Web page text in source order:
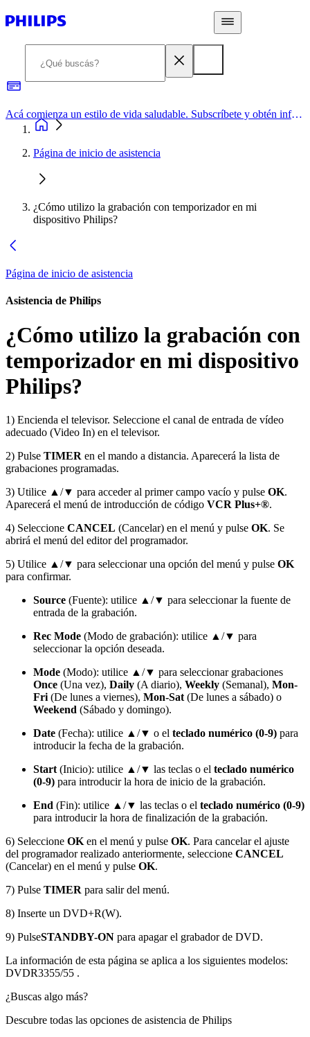
Acá comienza un estilo de vida saludable. Subscríbete y obtén información de primera mano
Página de inicio de asistencia
¿Cómo utilizo la grabación con temporizador en mi
dispositivo Philips?
Página de inicio de asistencia
Asistencia de Philips
¿Cómo utilizo la grabación con
temporizador en mi dispositivo
Philips?
1) Encienda el televisor. Seleccione el canal de entrada de vídeo
adecuado (Video In) en el televisor.
2) Pulse TIMER en el mando a distancia. Aparecerá la lista de
grabaciones programadas.
3) Utilice ▲/▼ para acceder al primer campo vacío y pulse OK.
Aparecerá el menú de introducción de código VCR Plus+®.
4) Seleccione CANCEL (Cancelar) en el menú y pulse OK. Se
abrirá el menú del editor del programador.
5) Utilice ▲/▼ para seleccionar una opción del menú y pulse OK
para confirmar.
Source (Fuente): utilice ▲/▼ para seleccionar la fuente de
entrada de la grabación.
Rec Mode (Modo de grabación): utilice ▲/▼ para
seleccionar la opción deseada.
Mode (Modo): utilice ▲/▼ para seleccionar grabaciones
Once (Una vez), Daily (A diario), Weekly (Semanal), Mon-
Fri (De lunes a viernes), Mon-Sat (De lunes a sábado) o
Weekend (Sábado y domingo).
Date (Fecha): utilice ▲/▼ o el teclado numérico (0-9) para
introducir la fecha de la grabación.
Start (Inicio): utilice ▲/▼ las teclas o el teclado numérico
(0-9) para introducir la hora de inicio de la grabación.
End (Fin): utilice ▲/▼ las teclas o el teclado numérico (0-9)
para introducir la hora de finalización de la grabación.
6) Seleccione OK en el menú y pulse OK. Para cancelar el ajuste
del programador realizado anteriormente, seleccione CANCEL
(Cancelar) en el menú y pulse OK.
7) Pulse TIMER para salir del menú.
8) Inserte un DVD+R(W).
9) PulseSTANDBY-ON para apagar el grabador de DVD.
La información de esta página se aplica a los siguientes modelos:
DVDR3355/55 .
¿Buscas algo más?
Descubre todas las opciones de asistencia de Philips